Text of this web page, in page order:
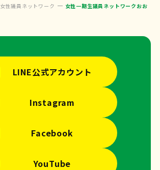
女性議員ネットワーク
女性一期生議員ネットワークおお
LINE公式アカウント
Instagram
Facebook
YouTube